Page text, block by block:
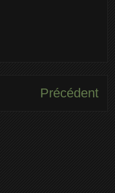
Précédent